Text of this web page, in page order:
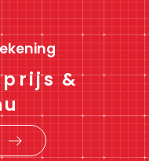
prijs &